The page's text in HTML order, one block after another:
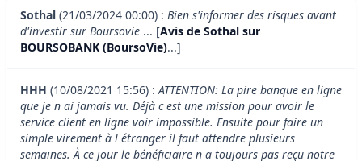
Sothal (21/03/2024 00:00) : Bien s'informer des risques avant
d'investir sur Boursovie ... [Avis de Sothal sur
BOURSOBANK (BoursoVie)...]
HHH (10/08/2021 15:56) :ATTENTION: La pire banque en ligne
que je n ai jamais vu. Déjà c est une mission pour avoir le
service client en ligne voir impossible. Ensuite pour faire un
simple virement à l étranger il faut attendre plusieurs
semaines. À ce jour le bénéficiaire n a toujours pas reçu notre